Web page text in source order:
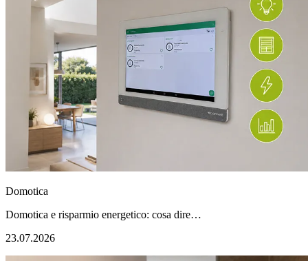
Domotica
Domotica e risparmio energetico: cosa dire…
23.07.2026